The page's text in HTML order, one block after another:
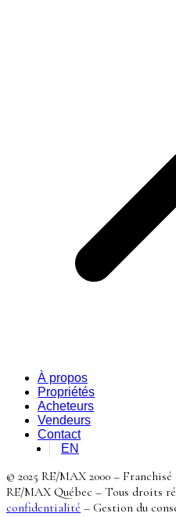
À propos
Propriétés
Acheteurs
Vendeurs
Contact
EN
© 2025 RE/MAX 2000 –
RE/MAX Québec – Tous droits
confidentialité – Gestion du